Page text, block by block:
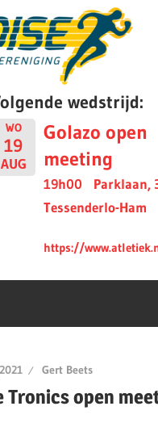
wedstrijd:
WO
19
AUG
Golazo open
meeting
19h00
Parklaan,
Tessenderlo-Ham
https://
Gert Beets
Tronics open